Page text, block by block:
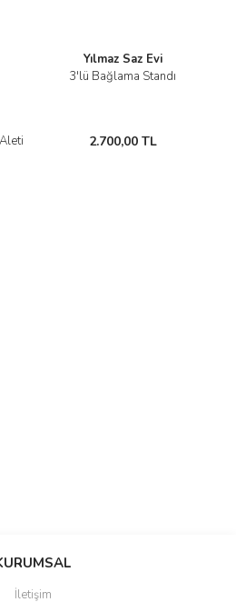
Yılmaz Saz Evi
3'lü Bağlama Standı
2.700,00 TL
İletişim